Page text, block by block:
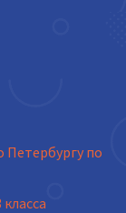
Петербургу по